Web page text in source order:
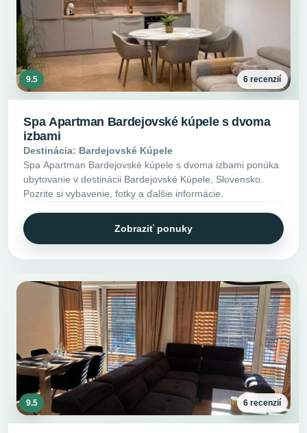
9.5 6 recenzií
Spa Apartman Bardejovské kúpele s dvoma
izbami
Destinácia: Bardejovské Kúpele
Spa Apartman Bardejovské kúpele s dvoma izbami ponúka
ubytovanie v destinácii Bardejovské Kúpele, Slovensko.
Pozrite si vybavenie, fotky a ďalšie informácie.
Zobraziť ponuky
9.5 6 recenzií